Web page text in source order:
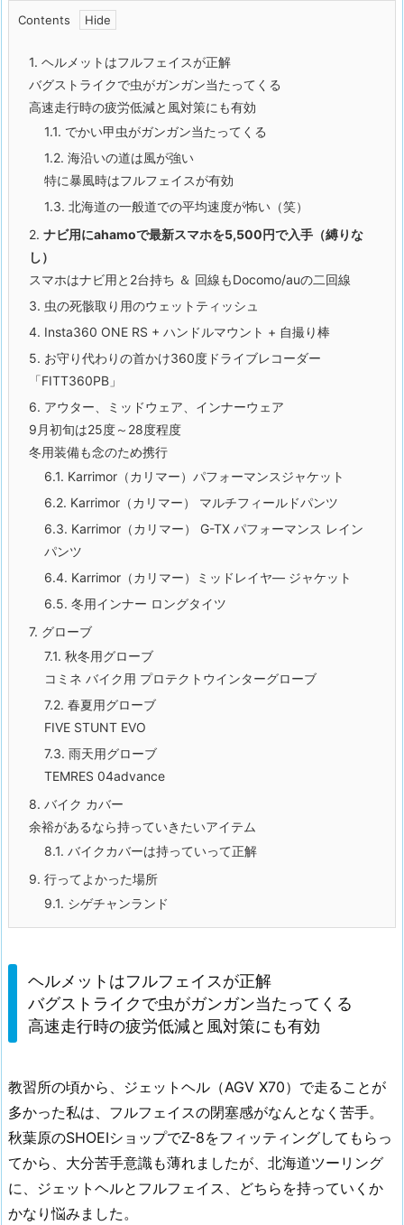
Contents
1. ヘルメットはフルフェイスが正解
バグストライクで虫がガンガン当たってくる
高速走行時の疲労低減と風対策にも有効
1.1. でかい甲虫がガンガン当たってくる
1.2. 海沿いの道は風が強い
特に暴風時はフルフェイスが有効
1.3. 北海道の一般道での平均速度が怖い（笑）
2. ナビ用にahamoで最新スマホを5,500円で入手（縛りな
し）
スマホはナビ用と2台持ち ＆ 回線もDocomo/auの二回線
3. 虫の死骸取り用のウェットティッシュ
4. Insta360 ONE RS + ハンドルマウント + 自撮り棒
5. お守り代わりの首かけ360度ドライブレコーダー
「FITT360PB」
6. アウター、ミッドウェア、インナーウェア
9月初旬は25度～28度程度
冬用装備も念のため携行
6.1. Karrimor（カリマー）パフォーマンスジャケット
6.2. Karrimor（カリマー） マルチフィールドパンツ
6.3. Karrimor（カリマー） G-TX パフォーマンス レイン
パンツ
6.4. Karrimor（カリマー）ミッドレイヤ― ジャケット
6.5. 冬用インナー ロングタイツ
7. グローブ
7.1. 秋冬用グローブ
コミネ バイク用 プロテクトウインターグローブ
7.2. 春夏用グローブ
FIVE STUNT EVO
7.3. 雨天用グローブ
TEMRES 04advance
8. バイク カバー
余裕があるなら持っていきたいアイテム
8.1. バイクカバーは持っていって正解
9. 行ってよかった場所
9.1. シゲチャンランド
ヘルメットはフルフェイスが正解
バグストライクで虫がガンガン当たってくる
高速走行時の疲労低減と風対策にも有効
教習所の頃から、ジェットヘル（AGV X70）で走ることが
多かった私は、フルフェイスの閉塞感がなんとなく苦手。
秋葉原のSHOEIショップでZ-8をフィッティングしてもらっ
てから、大分苦手意識も薄れましたが、北海道ツーリング
に、ジェットヘルとフルフェイス、どちらを持っていくか
かなり悩みました。